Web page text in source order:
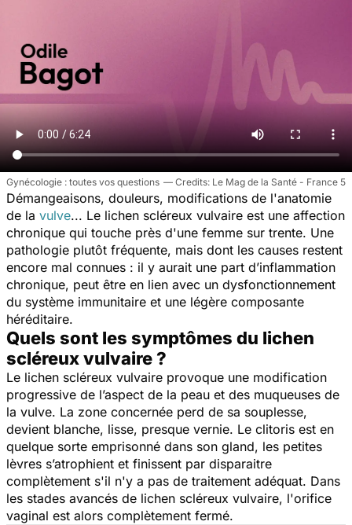
Gynécologie : toutes vos questions Le Mag de la Santé - France 5
Démangeaisons, douleurs, modifications de l'anatomie
de la vulve... Le lichen scléreux vulvaire est une affection
chronique qui touche près d'une femme sur trente. Une
pathologie plutôt fréquente, mais dont les causes restent
encore mal connues : il y aurait une part d’inflammation
chronique, peut être en lien avec un dysfonctionnement
du système immunitaire et une légère composante
héréditaire.
Quels sont les symptômes du lichen
scléreux vulvaire ?
Le lichen scléreux vulvaire provoque une modification
progressive de l’aspect de la peau et des muqueuses de
la vulve. La zone concernée perd de sa souplesse,
devient blanche, lisse, presque vernie. Le clitoris est en
quelque sorte emprisonné dans son gland, les petites
lèvres s’atrophient et finissent par disparaitre
complètement s'il n'y a pas de traitement adéquat. Dans
les stades avancés de lichen scléreux vulvaire, l'orifice
vaginal est alors complètement fermé.